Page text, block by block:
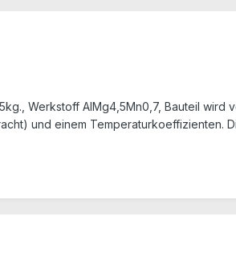
Werkstoff AlMg4,5Mn0,7, Bauteil wird
und einem Temperaturkoeffizienten.